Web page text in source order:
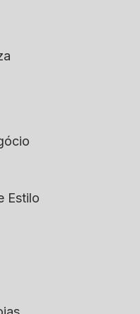
Estilo